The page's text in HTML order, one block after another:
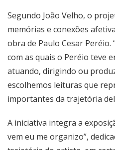
Segundo João Velho, o
memórias e conexões
obra de Paulo Cesar Peréio.
com as quais o Peréio teve
atuando, dirigindo ou
escolhemos leituras que
importantes da trajetória
A iniciativa integra a
vem eu me organizo”,